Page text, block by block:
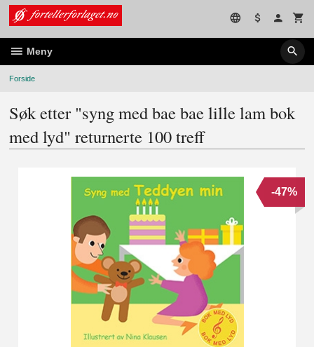
Gå
innholdet
Meny
Forside
Søk etter "syng med bae bae lille lam bok
med lyd" returnerte 100 treff
-47%